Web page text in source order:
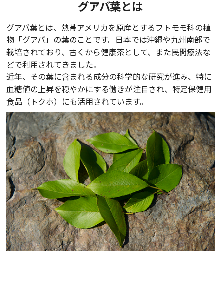
グアバ葉とは
グアバ葉とは、熱帯アメリカを原産とするフトモモ科の植
物「グアバ」の葉のことです。日本では沖縄や九州南部で
栽培されており、古くから健康茶として、また民間療法な
どで利用されてきました。
近年、その葉に含まれる成分の科学的な研究が進み、特に
血糖値の上昇を穏やかにする働きが注目され、特定保健用
食品（トクホ）にも活用されています。